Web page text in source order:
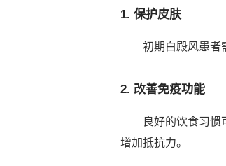
1. 保护皮肤
初期白殿风患者需
2. 改善免疫功能
良好的饮食习惯可
增加抵抗力。